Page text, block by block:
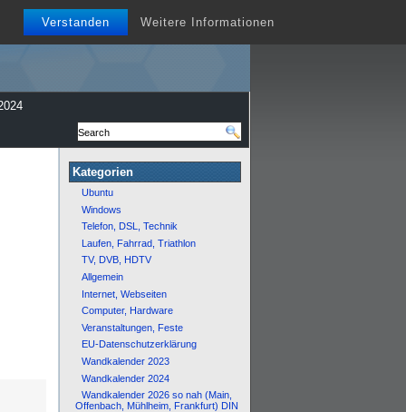
Verstanden Weitere Informationen
Kategorien
Ubuntu
Windows
Telefon, DSL, Technik
Laufen, Fahrrad, Triathlon
TV, DVB, HDTV
Allgemein
Internet, Webseiten
Computer, Hardware
Veranstaltungen, Feste
EU-Datenschutzerklärung
Wandkalender 2023
Wandkalender 2024
Wandkalender 2026 so nah (Main,
Offenbach, Mühlheim, Frankfurt) DIN